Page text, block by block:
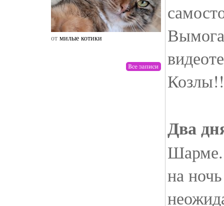
от милые котики drunktwi
Два
Шарме.
на